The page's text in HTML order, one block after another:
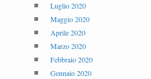
Luglio 2020
Maggio 2020
Aprile 2020
Marzo 2020
Febbraio 2020
Gennaio 2020